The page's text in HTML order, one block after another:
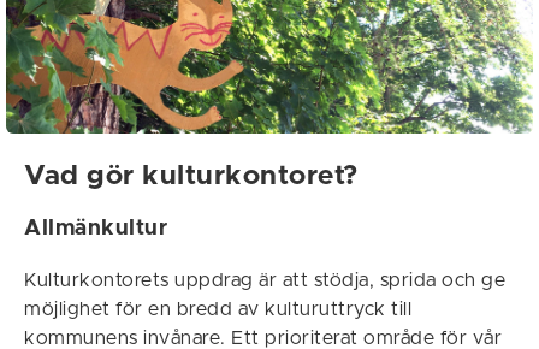
Vad gör kulturkontoret?
Allmänkultur
Kulturkontorets uppdrag är att stödja, sprida och ge
möjlighet för en bredd av kulturuttryck till
kommunens invånare. Ett prioriterat område för vår